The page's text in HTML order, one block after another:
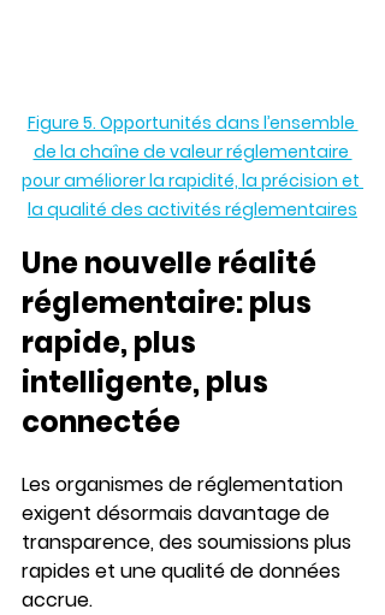
Figure 5. Opportunités dans l’ensemble
de la chaîne de valeur réglementaire
pour améliorer la rapidité, la précision et
la qualité des activités réglementaires
Une nouvelle réalité
réglementaire: plus
rapide, plus
intelligente, plus
connectée
Les organismes de réglementation
exigent désormais davantage de
transparence, des soumissions plus
rapides et une qualité de données
accrue.